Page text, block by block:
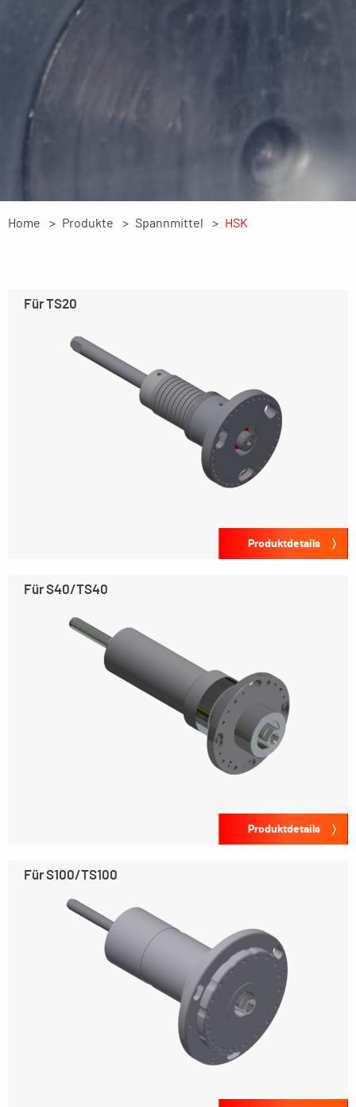
Home Produkte Spannmittel HSK
Für TS20
Produktdetails
Für S40/TS40
Produktdetails
Für S100/TS100